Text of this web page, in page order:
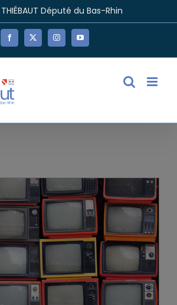
Député du Bas-Rhin
Facebook
X InstagramYouTube